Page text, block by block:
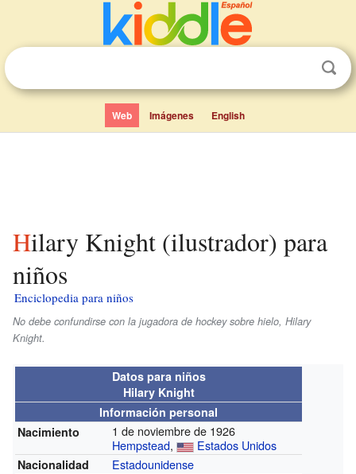
Web Imágenes English
Hilary Knight (ilustrador) para
niños
Enciclopedia para niños
No debe confundirse con la jugadora de hockey sobre hielo, Hilary
Knight.
Datos para niños
Hilary Knight
Información personal
Nacimiento
1 de noviembre de 1926
Hempstead, Estados Unidos
Nacionalidad Estadounidense